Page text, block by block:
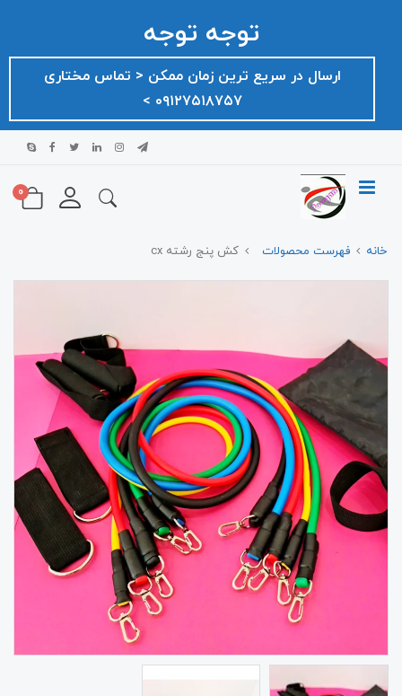
توجه توجه
ارسال در سریع ترین زمان ممکن ‌< تماس مختاری
۰۹۱۲۷۵۱۸۷۵۷ >
0
خانه فهرست محصولات کش پنج رشته cx